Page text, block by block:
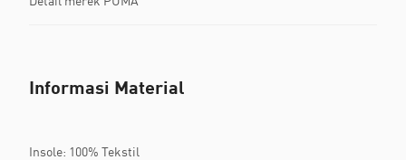
Informasi Material
Insole: 100% Tekstil